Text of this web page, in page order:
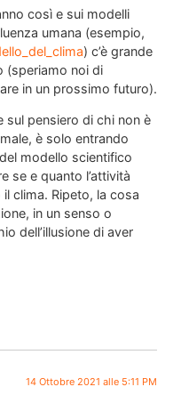
così e sui modelli
umana (esempio,
) c’è grande
(speriamo noi di
in un prossimo futuro).
sul pensiero di chi non è
è solo entrando
modello scientifico
se e quanto l’attività
clima. Ripeto, la cosa
in un senso o
dell’illusione di aver
14 Ottobre 2021 alle 5:11 PM